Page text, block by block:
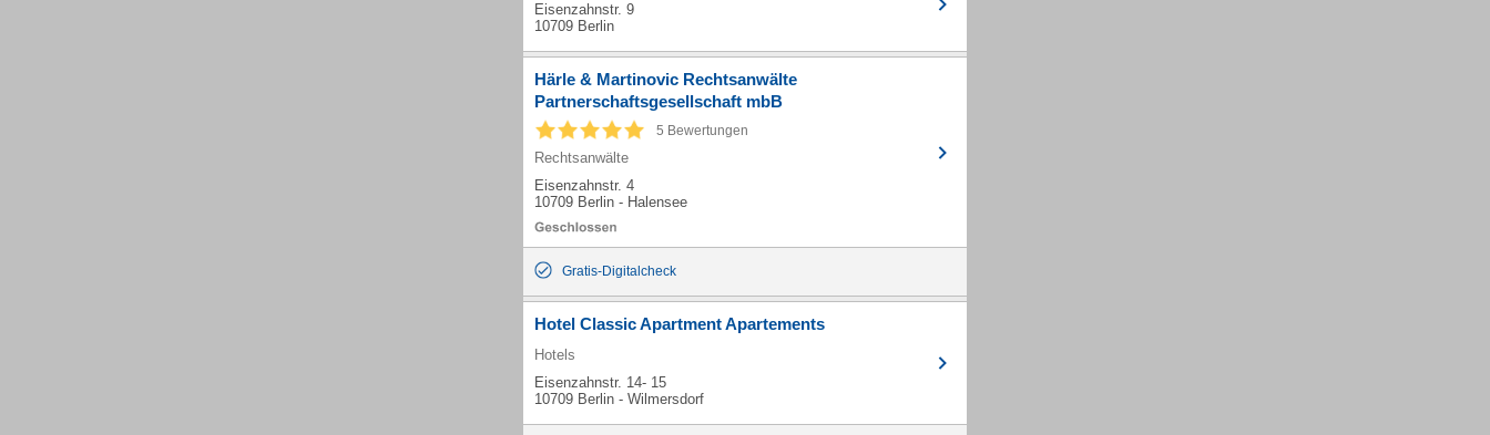
Eisenzahnstr. 9
10709 Berlin
Härle & Martinovic Rechtsanwälte
Partnerschaftsgesellschaft mbB
5 Bewertungen
Rechtsanwälte
Eisenzahnstr. 4
10709 Berlin - Halensee
Gratis-Digitalcheck
Hotel Classic Apartment Apartements
Hotels
Eisenzahnstr. 14- 15
10709 Berlin - Wilmersdorf